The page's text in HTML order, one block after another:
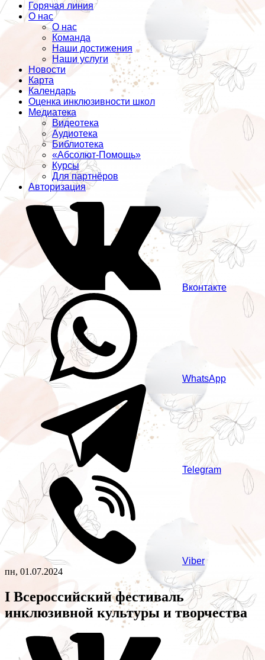
Горячая линия
О нас
О нас
Команда
Наши достижения
Наши услуги
Новости
Карта
Календарь
Оценка инклюзивности школ
Медиатека
Видеотека
Аудиотека
Библиотека
«Абсолют-Помощь»
Курсы
Для партнёров
Авторизация
Вконтакте
WhatsApp
Telegram
Viber
пн, 01.07.2024
I Всероссийский фестиваль
инклюзивной культуры и творчества